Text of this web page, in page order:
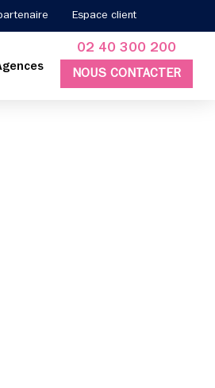
Espace client
02 40 300 200
NOUS CONTACTER